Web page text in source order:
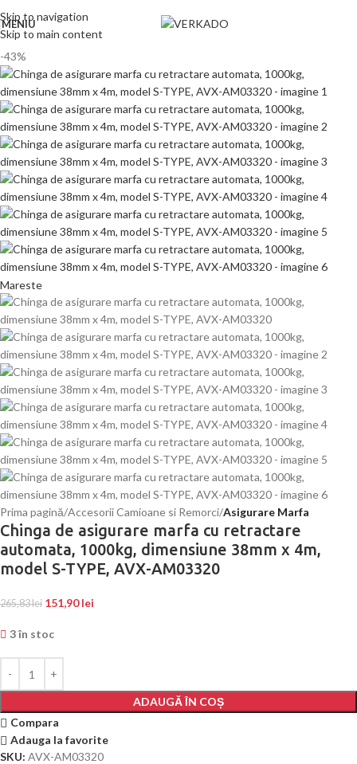
Skip to navigation
Skip to main content
MENIU
-43%
Mareste
Prima pagină Accesorii Camioane si Remorci Asigurare Marfa
Chinga de asigurare marfa cu retractare
automata, 1000kg, dimensiune 38mm x 4m,
model S-TYPE, AVX-AM03320
265,83lei 151,90lei
3 în stoc
ADAUGĂ ÎN COȘ
Compara
Adauga la favorite
SKU: AVX-AM03320